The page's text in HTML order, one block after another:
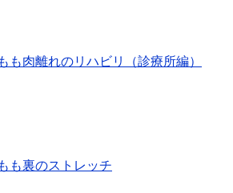
も肉離れのリハビリ（診療所編）
も裏のストレッチ